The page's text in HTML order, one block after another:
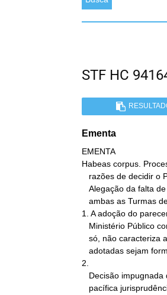
STF HC
Ementa
EMENTA
Habeas corpus.
1. A adoção do
2.